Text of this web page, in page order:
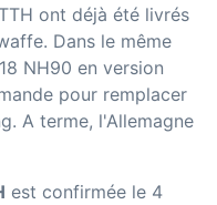
ont déjà été livrés
Dans le même
NH90 en version
pour remplacer
A terme, l'Allemagne
est confirmée le 4